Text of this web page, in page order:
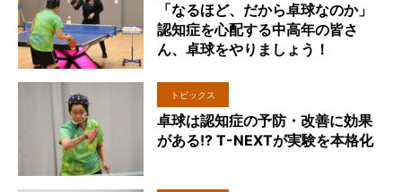
「なるほど、だから卓球なのか」
認知症を心配する中高年の皆さ
ん、卓球をやりましょう！
トピックス
卓球は認知症の予防・改善に効果
がある!? T-NEXTが実験を本格化